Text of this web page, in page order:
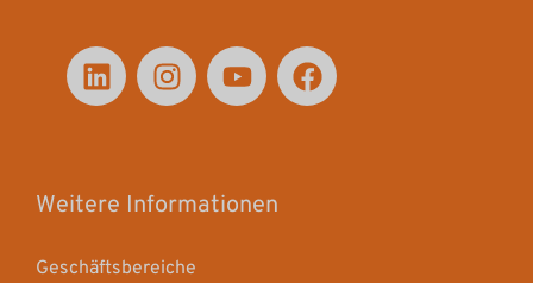
Weitere Informationen
Geschäftsbereiche